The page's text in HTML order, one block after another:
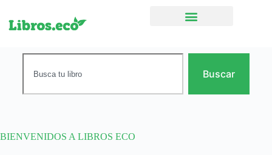
Buscar
BIENVENIDOS A LIBROS ECO